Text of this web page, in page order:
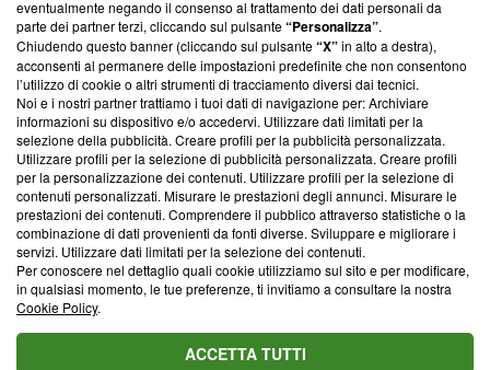
Su di noi
Team editoriale
Corporate
Redazione
Informativa Privacy
Cookie Policy
Blasting SA, IDI CHE-247.845.224, Via Carlo Frasca, 3 - 6900
Lugano (Svizzera) Tel:+39 0690258937
© 2026 Blasting News
eventualmente negando il consenso al trattamento dei dati personali da
parte dei partner terzi, cliccando sul pulsante“Personalizza”.
Chiudendo questo banner (cliccando sul pulsante“X”in alto a destra),
acconsenti al permanere delle impostazioni predefinite che non consentono
l’utilizzo di cookie o altri strumenti di tracciamento diversi dai tecnici.
Noi e i nostri partner trattiamo i tuoi dati di navigazione per: Archiviare
informazioni su dispositivo e/o accedervi. Utilizzare dati limitati per la
selezione della pubblicità. Creare profili per la pubblicità personalizzata.
Utilizzare profili per la selezione di pubblicità personalizzata. Creare profili
per la personalizzazione dei contenuti. Utilizzare profili per la selezione di
contenuti personalizzati. Misurare le prestazioni degli annunci. Misurare le
prestazioni dei contenuti. Comprendere il pubblico attraverso statistiche o la
combinazione di dati provenienti da fonti diverse. Sviluppare e migliorare i
servizi. Utilizzare dati limitati per la selezione dei contenuti.
Per conoscere nel dettaglio quali cookie utilizziamo sul sito e per modificare,
in qualsiasi momento, le tue preferenze, ti invitiamo a consultare la nostra
Cookie Policy.
ACCETTA TUTTI